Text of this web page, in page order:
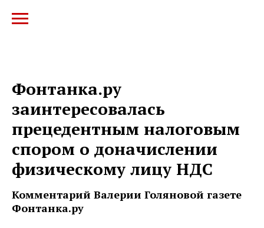
Фонтанка.ру
заинтересовалась
прецедентным налоговым
спором о доначислении
физическому лицу НДС
Комментарий Валерии Голяновой газете
Фонтанка.ру